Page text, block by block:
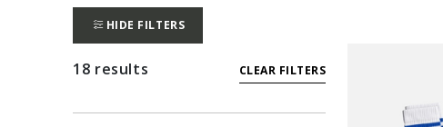
HIDE FILTERS
18 results CLEAR FILTERS